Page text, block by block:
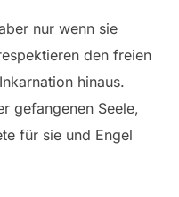
nur wenn sie
den freien
hinaus.
gefangenen Seele,
für sie und Engel